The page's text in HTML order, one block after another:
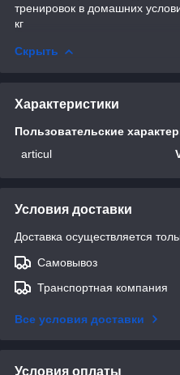
тренировок в домашних
кг
Скрыть
Характеристики
Пользовательские
articul
Условия доставки
Доставка осуществляется
Самовывоз
Транспортная компания
Все условия доставки
Условия оплаты